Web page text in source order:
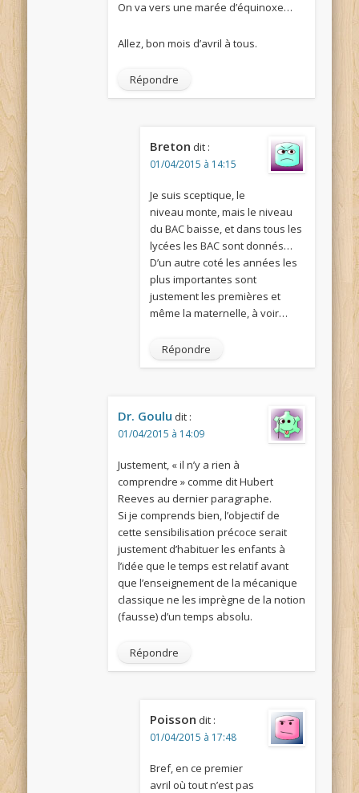
On va vers une marée d’équinoxe…
Allez, bon mois d’avril à tous.
Répondre
Breton dit :
01/04/2015 à 14:15
Je suis sceptique, le
niveau monte, mais le niveau
du BAC baisse, et dans tous les
lycées les BAC sont donnés…
D’un autre coté les années les
plus importantes sont
justement les premières et
même la maternelle, à voir…
Répondre
Dr. Goulu dit :
01/04/2015 à 14:09
Justement, « il n’y a rien à
comprendre » comme dit Hubert
Reeves au dernier paragraphe.
Si je comprends bien, l’objectif de
cette sensibilisation précoce serait
justement d’habituer les enfants à
l’idée que le temps est relatif avant
que l’enseignement de la mécanique
classique ne les imprègne de la notion
(fausse) d’un temps absolu.
Répondre
Poisson dit :
01/04/2015 à 17:48
Bref, en ce premier
avril où tout n’est pas